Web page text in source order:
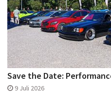
Save the Date:
9 Juli 2026